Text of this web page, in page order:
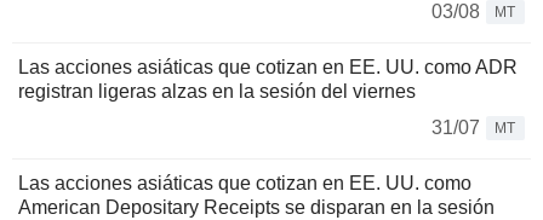
03/08
MT
Las acciones asiáticas que cotizan en EE. UU. como ADR
registran ligeras alzas en la sesión del viernes
31/07
MT
Las acciones asiáticas que cotizan en EE. UU. como
American Depositary Receipts se disparan en la sesión